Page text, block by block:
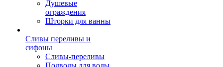
Душевые
ограждения
Шторки для ванны
Сливы переливы и
сифоны
Сливы-переливы
Подводы для воды